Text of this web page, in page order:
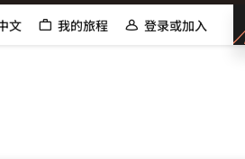
文 我的旅程 登录或加入